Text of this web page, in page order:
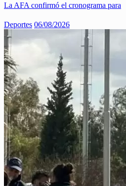
La AFA confirmó el cronograma para
Deportes 06/08/2026